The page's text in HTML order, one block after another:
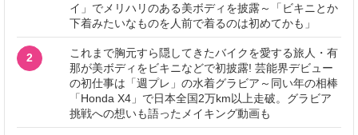
イ」でメリハリのある美ボディを披露～「ビキニとか
下着みたいなものを人前で着るのは初めてかも」
2
これまで胸元すら隠してきたバイクを愛する旅人・有
那が美ボディをビキニなどで初披露! 芸能界デビュー
の初仕事は「週プレ」の水着グラビア～同い年の相棒
「Honda X4」で日本全国2万km以上走破。グラビア
挑戦への想いも語ったメイキング動画も